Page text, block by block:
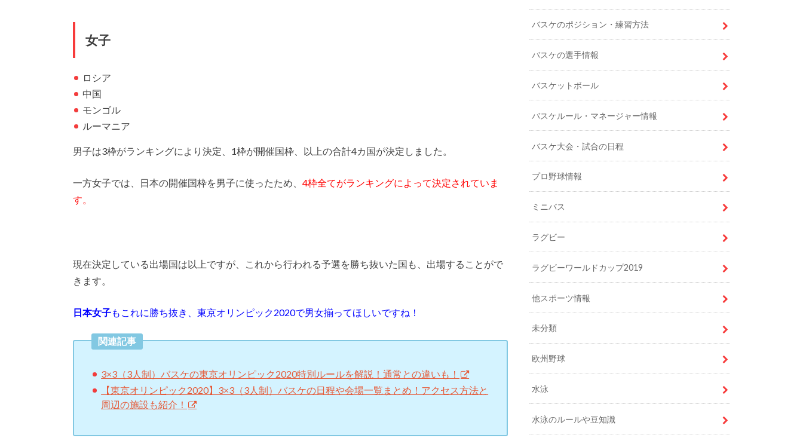
女子
ロシア
中国
モンゴル
ルーマニア
男子は3枠がランキングにより決定、1枠が開催国枠、以上の合計4カ国が決定しました。
一方女子では、日本の開催国枠を男子に使ったため、 4枠全てがランキングによって決定されていま
す。
現在決定している出場国は以上ですが、これから行われる予選を勝ち抜いた国も、出場することがで
きます。
日本女子もこれに勝ち抜き、東京オリンピック2020で男女揃ってほしいですね！
関連記事
3×3（3人制）バスケの東京オリンピック2020特別ルールを解説！通常との違いも！
【東京オリンピック2020】3×3（3人制）バスケの日程や会場一覧まとめ！アクセス方法と
周辺の施設も紹介！
バスケのポジション・練習方法
バスケの選手情報
バスケットボール
バスケルール・マネージャー情報
バスケ大会・試合の日程
プロ野球情報
ミニバス
ラグビー
ラグビーワールドカップ2019
他スポーツ情報
未分類
欧州野球
水泳
水泳のルールや豆知識